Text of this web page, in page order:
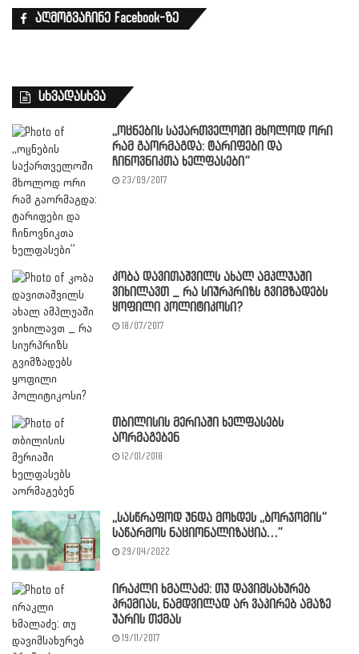
აღმოგვაჩინე Facebook-ზე
სხვადასხვა
,,ოცნების საქართველოში მხოლოდ ორი
რამ გაორმაგდა: ტარიფები და
ჩინოვნიკთა ხელფასები”
23/09/2017
კობა დავითაშვილს ახალ ამპლუაში
ვიხილავთ _ რა სიურპრიზს გვიმზადებს
ყოფილი პოლიტიკოსი?
18/07/2017
თბილისის მერიაში ხელფასებს
აორმაგებენ
12/01/2018
,,სასწრაფოდ უნდა მოხდეს ,,ბორჯომის”
საწარმოს ნაციონალიზაცია…”
29/04/2022
ირაკლი ხმალაძე: თუ დავიმსახურებ
პრემიას, ნამდვილად არ ვაპირებ ამაზე
უარის თქმას
19/11/2017